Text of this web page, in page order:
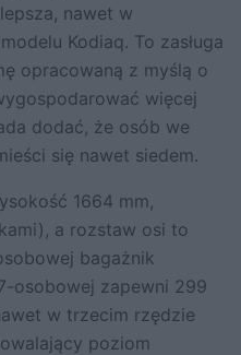
nawet w
Kodiaq. To zasługa
opracowaną z myślą o
więcej
dodać, że osób we
się nawet siedem.
1664 mm,
a rozstaw osi to
bagażnik
osobowej zapewni 299
w trzecim rzędzie
poziom